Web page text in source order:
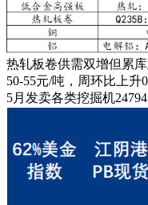
热轧板卷供需双增但累
50-55元/吨，周环比上升
5月发卖各类挖掘机24794